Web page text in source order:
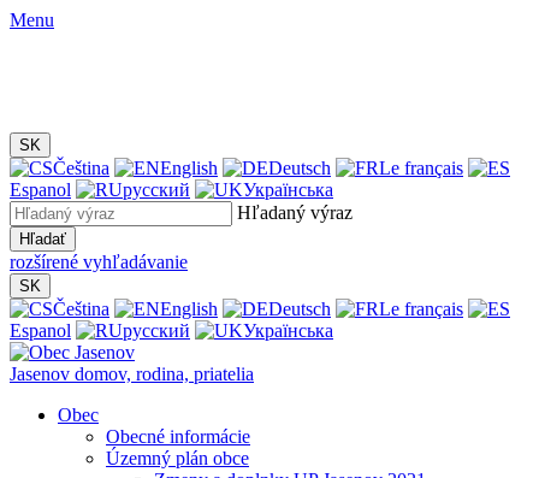
Menu
SK
Čeština English Deutsch
Le français
Espanol
русский
Українська
Hľadaný výraz
Hľadať
rozšírené vyhľadávanie
SK
Čeština English Deutsch
Le français
Espanol
русский Українська
Jasenov domov, rodina, priatelia
Obec
Obecné informácie
Územný plán obce